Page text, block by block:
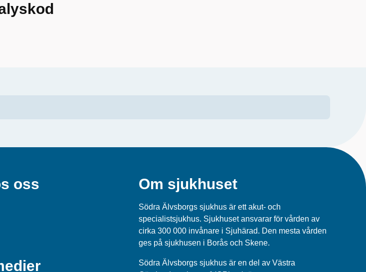
oss Om sjukhuset
Södra Älvsborgs sjukhus är ett akut- och
specialistsjukhus. Sjukhuset ansvarar för vården av
cirka 300 000 invånare i Sjuhärad. Den mesta vården
ges på sjukhusen i Borås och Skene.
Södra Älvsborgs sjukhus är en del av Västra